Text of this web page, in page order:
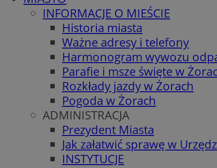
INFORMACJE O MIEŚCIE
Historia miasta
Ważne adresy i telefony
Harmonogram wywozu
Parafie i msze święte w
Rozkłady jazdy w Żorach
Pogoda w Żorach
ADMINISTRACJA
Prezydent Miasta
Jak załatwić sprawę w
INSTYTUCJE